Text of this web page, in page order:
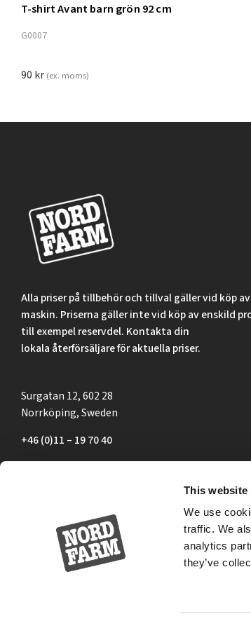
This website
We use
traffic. We
analytics
they’ve
T-shirt Avant barn grön 92 cm
G0007
90 kr (ex. moms)
Alla priser på tillbehör och tillval gäller vid köp
maskin. Priserna gäller inte vid köp av enskild
till exempel reservdel. Kontakta din
lokala återförsäljare för aktuella priser.
Surgatan 12, 602 28
Norrköping, Sweden
+46 (0)11 – 19 70 40